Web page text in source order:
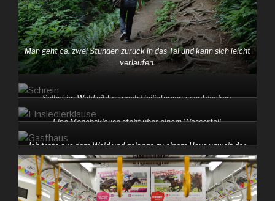
Man geht ca. zwei Stunden zurück in das Tal und kann sich leicht
verlaufen.
Selbst im Wald gibt es noch Heiligtümer zu entdecken.
Eine Mönchsklause steht über einem Wasserfall.
Ich trete aus dem Wald und gelange zu einem Haus unweit der
Bahn-Station.